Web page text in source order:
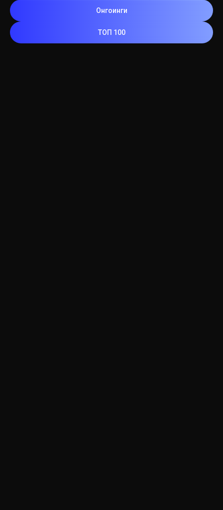
Онгоинги
ТОП 100